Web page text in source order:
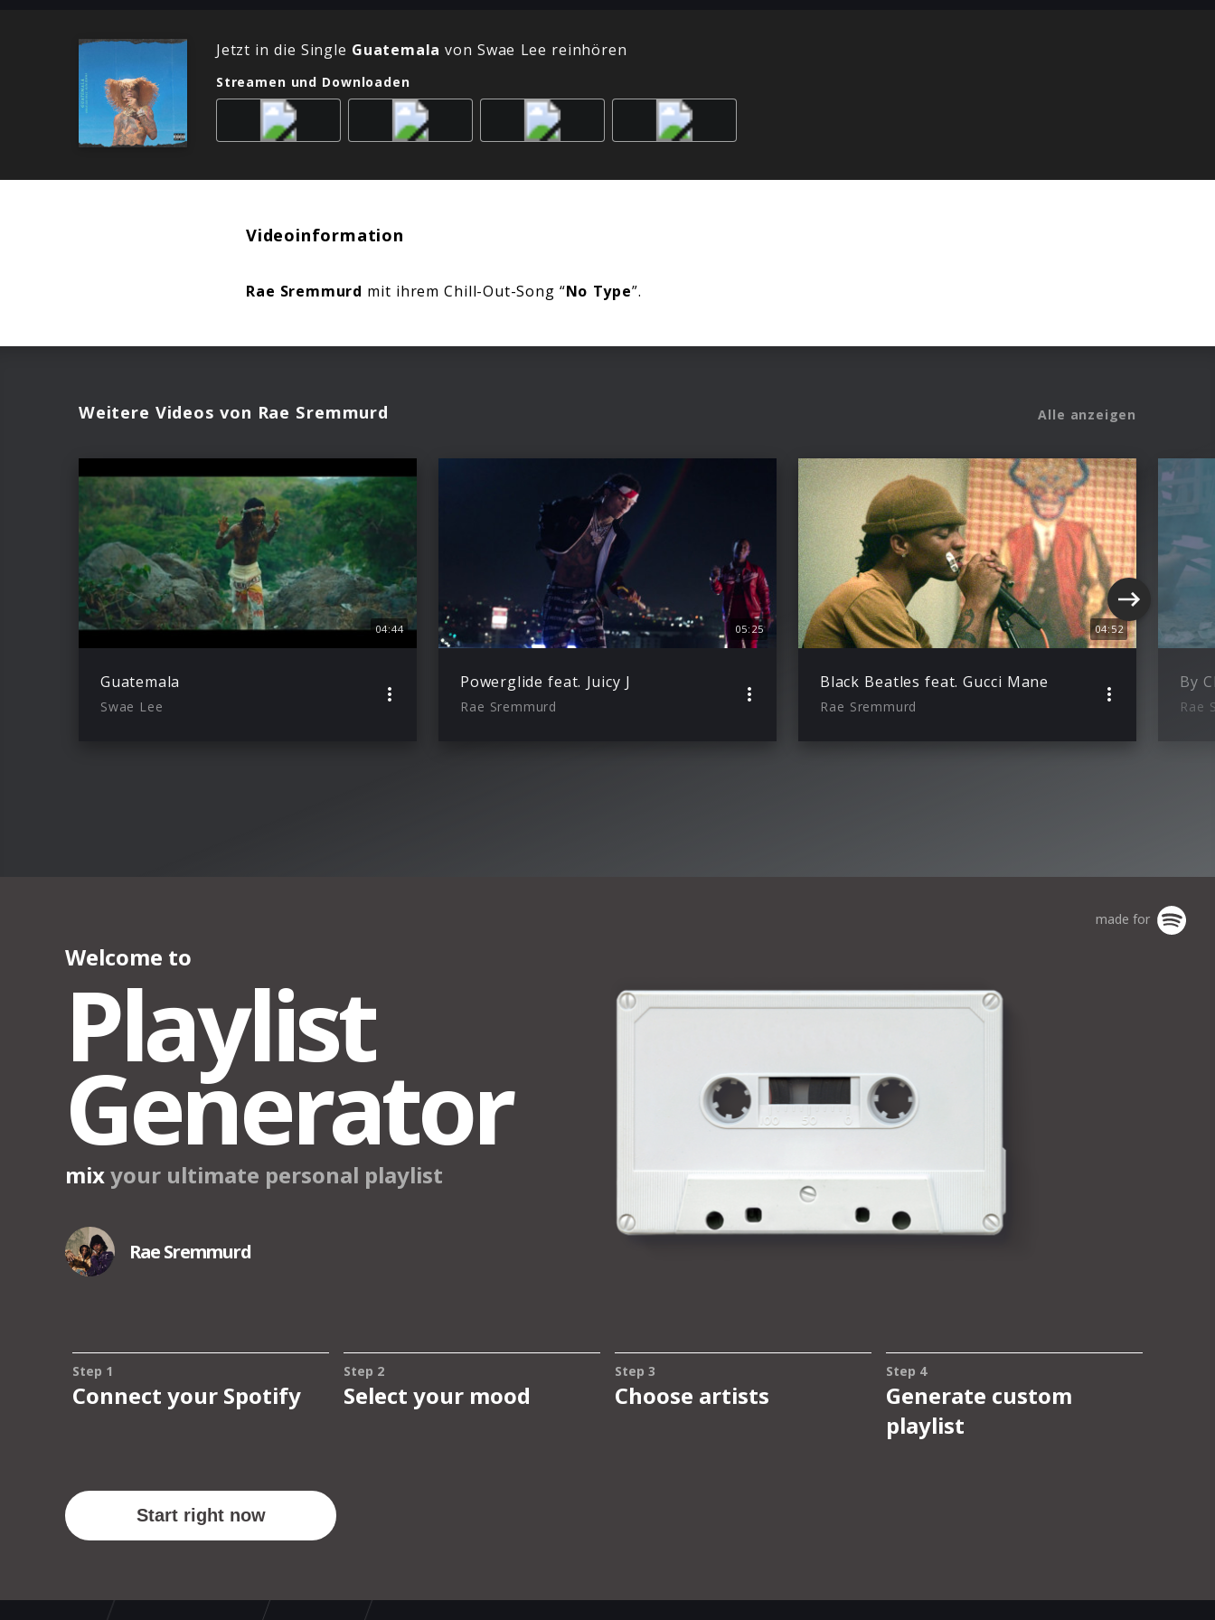
Jetzt in die Single Guatemala von Swae Lee reinhören
Streamen und Downloaden
Videoinformation
Rae Sremmurd mit ihrem Chill-Out-Song “No Type”.
Weitere Videos von Rae Sremmurd Alle anzeigen
04:44
Guatemala
Swae Lee
05:25
Powerglide feat. Juicy J
Rae Sremmurd
04:52
Black Beatles feat. Gucci Mane
Rae Sremmurd
By
Rae